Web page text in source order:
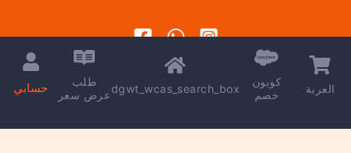
حسابي
طلب
عرض سعرdgwt_wcas_search_box
كوبون
خصم
العربة